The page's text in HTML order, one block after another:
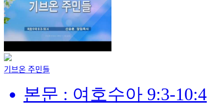
기브온 주민들
본문 : 여호수아 9:3-10:4